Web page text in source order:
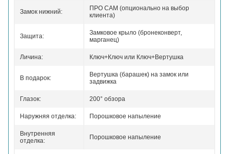
Замок нижний:
ПРО САМ (опционально на выбор
клиента)
Защита:
Замковое крыло (бронеконверт,
марганец)
Личина: Ключ+Ключ или Ключ+Вертушка
В подарок:
Вертушка (барашек) на замок или
задвижка
Глазок: 200° обзора
Наружняя отделка: Порошковое напыление
Внутренняя
отделка:
Порошковое напыление